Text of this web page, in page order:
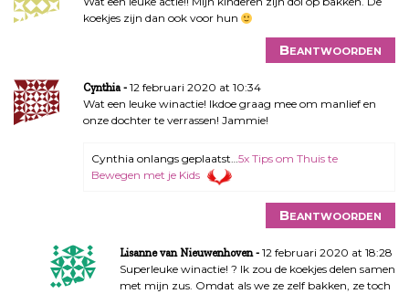
koekjes zijn dan ook voor hun
Beantwoorden
Cynthia
12 februari 2020 at 10:34
Wat een leuke winactie! Ikdoe graag mee om manlief en
onze dochter te verrassen! Jammie!
Cynthia onlangs geplaatst…5x Tips om Thuis te
Bewegen met je Kids
Beantwoorden
Lisanne van Nieuwenhoven
12 februari 2020 at 18:28
Superleuke winactie! ? Ik zou de koekjes delen samen
met mijn zus. Omdat als we ze zelf bakken, ze toch